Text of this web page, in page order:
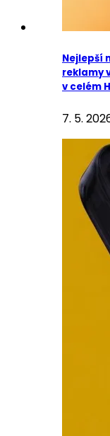
Nejlepší
reklamy
v celém
7. 5.